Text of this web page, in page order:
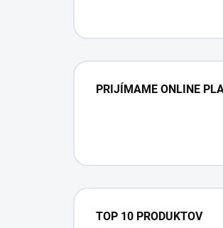
PRIJÍMAME ONLINE
TOP 10 PRODUKTOV